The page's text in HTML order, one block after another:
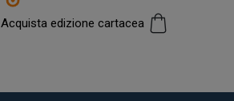
Acquista edizione cartacea